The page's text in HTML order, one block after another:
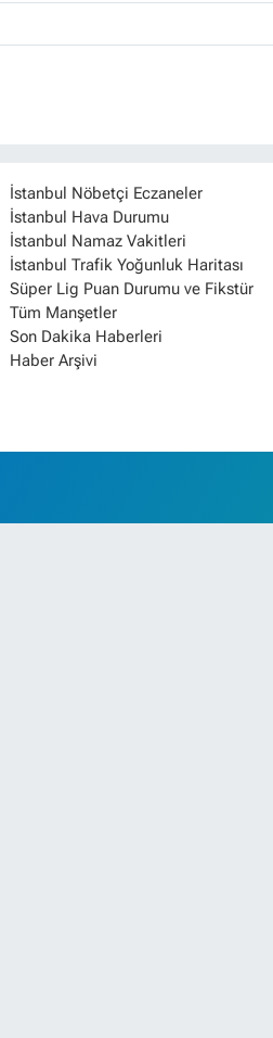
İstanbul Nöbetçi Eczaneler
İstanbul Hava Durumu
İstanbul Namaz Vakitleri
İstanbul Trafik Yoğunluk Haritası
Süper Lig Puan Durumu ve Fikstür
Tüm Manşetler
Son Dakika Haberleri
Haber Arşivi